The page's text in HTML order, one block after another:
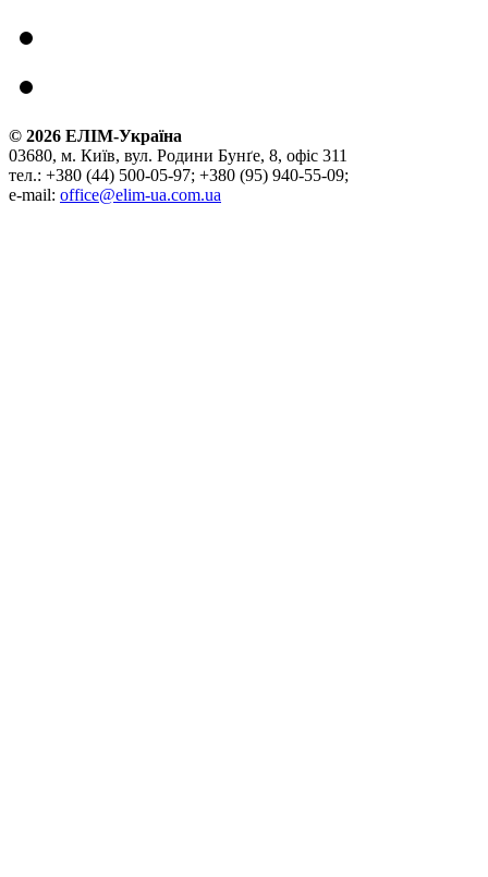
© 2026 ЕЛІМ-Україна
03680, м. Київ, вул. Родини Бунґе, 8, офіс 311
тел.: +380 (44) 500-05-97; +380 (95) 940-55-09;
e-mail: office@elim-ua.com.ua